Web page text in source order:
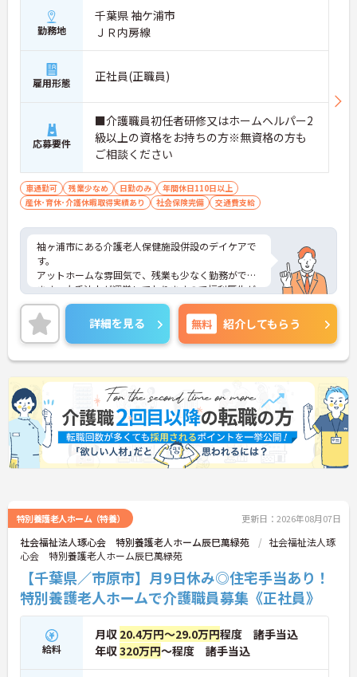
勤務地
千葉県 袖ケ浦市
ＪＲ内房線
雇用形態 正社員(正職員)
応募要件
■介護職員初任者研修又はホームヘルパー2
級以上の資格をお持ちの方※無資格の方も
ご相談ください
車通勤可 残業少なめ 日勤のみ
年間休日110日以上
産休･育休･介護休暇取得実績あり
社会保険完備 交通費支給
袖ヶ浦市にある介護老人保健施設併設のデイケアで
す。
アットホームな雰囲気で、残業も少なく勤務ができ
ます。大手法人が運営しておりますので福利厚生が
充実しております。
ご興味をお持ちの方は担当アドバイザーまでお問い
合わせ下さい。
詳細を見る 無料 紹介してもらう
特別養護老人ホーム（特養） 更新日：2026年08月07日
社会福祉法人琢心会 特別養護老人ホーム辰巳萬緑苑
社会福祉法人琢
心会 特別養護老人ホーム辰巳萬緑苑
【千葉県／市原市】月9日休み◎住宅手当あり！
特別養護老人ホームで介護職員募集《正社員》
給料
月収 20.4万円～29.0万円程度 諸手当込
年収320万円～程度 諸手当込